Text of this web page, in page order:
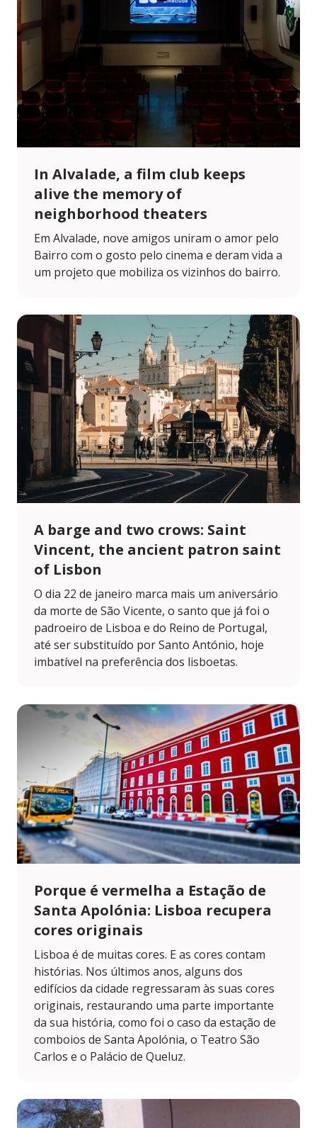
In Alvalade, a film club keeps
alive the memory of
neighborhood theaters
Em Alvalade, nove amigos uniram o amor pelo
Bairro com o gosto pelo cinema e deram vida a
um projeto que mobiliza os vizinhos do bairro.
A barge and two crows: Saint
Vincent, the ancient patron saint
of Lisbon
O dia 22 de janeiro marca mais um aniversário
da morte de São Vicente, o santo que já foi o
padroeiro de Lisboa e do Reino de Portugal,
até ser substituído por Santo António, hoje
imbatível na preferência dos lisboetas.
Porque é vermelha a Estação de
Santa Apolónia: Lisboa recupera
cores originais
Lisboa é de muitas cores. E as cores contam
histórias. Nos últimos anos, alguns dos
edifícios da cidade regressaram às suas cores
originais, restaurando uma parte importante
da sua história, como foi o caso da estação de
comboios de Santa Apolónia, o Teatro São
Carlos e o Palácio de Queluz.